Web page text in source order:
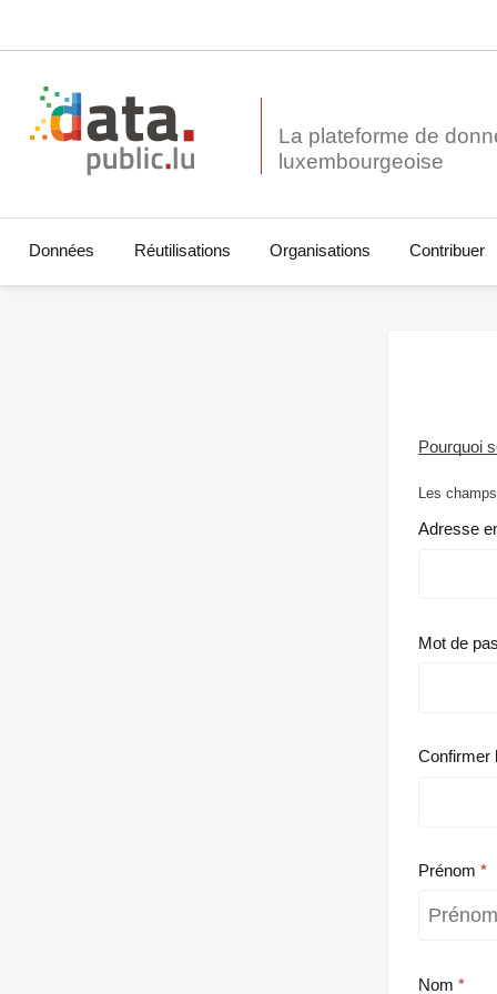
La plateforme de
Données Réutilisations Organisations Contribuer
Pourquoi
Les
Adresse
Mot de
Confirmer
Prénom
Nom